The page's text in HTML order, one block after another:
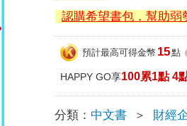
認購希望書包，幫助弱
預計最高可得金幣 15點
HAPPY GO享100累1點 4
分類： 中文書 ＞ 財經